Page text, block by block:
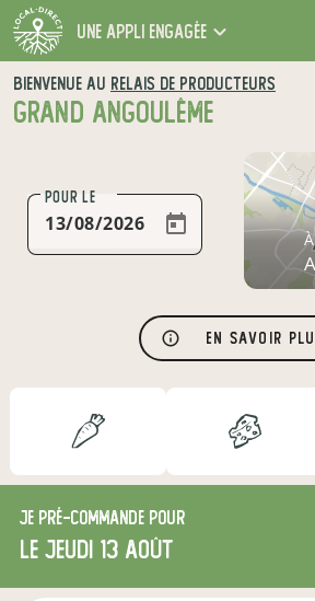
une appli engagée
BIENVENUE AU RELAIS DE PRODUCTEURS
GRAND ANGOULÊME
POUR LE
En savoir
Je pré-commande pour
le jeudi 13 août